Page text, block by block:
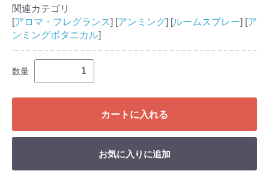
関連カテゴリ
[アロマ・フレグランス] [アンミング] [ルームスプレー] [ア
ンミングボタニカル]
数量
カートに入れる
お気に入りに追加